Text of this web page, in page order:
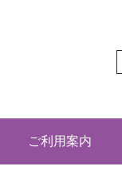
ご利用案内